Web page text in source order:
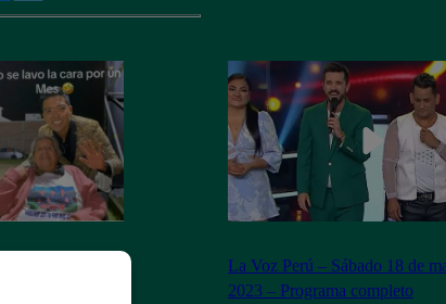
La Voz Perú – Sábado 18 de
2023 – Programa completo